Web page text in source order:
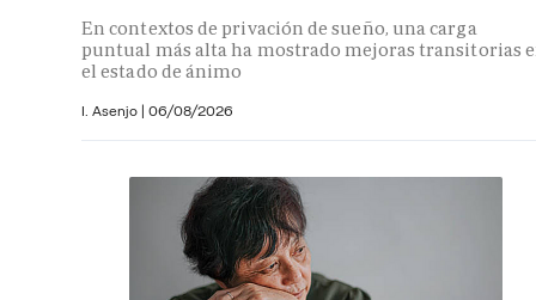
En contextos de privación de sueño, una carga
puntual más alta ha mostrado mejoras transitorias
el estado de ánimo
I. Asenjo | 06/08/2026